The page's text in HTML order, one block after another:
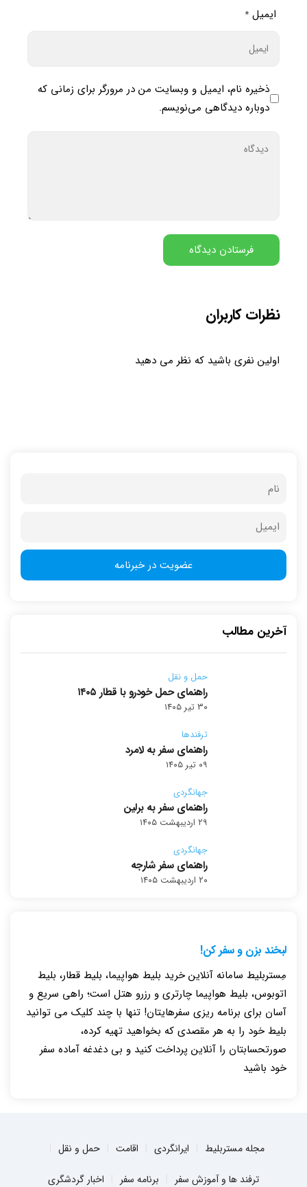
ایمیل *
ذخیره نام، ایمیل و وبسایت من در مرورگر برای زمانی که
دوباره دیدگاهی می‌نویسم.
نظرات کاربران
اولین نفری باشید که نظر می دهید
آخرین مطالب
حمل و نقل
راهنمای حمل خودرو با قطار ۱۴۰۵
۳۰ تیر ۱۴۰۵
ترفندها
راهنمای سفر به لامرد
۰۹ تیر ۱۴۰۵
جهانگردی
راهنمای سفر به برلین
۲۹ اردیبهشت ۱۴۰۵
جهانگردی
راهنمای سفر شارجه
۲۰ اردیبهشت ۱۴۰۵
لبخند بزن و سفر کن!
مِستربلیط سامانه آنلاین خرید بلیط هواپیما، بلیط قطار، بلیط
اتوبوس، بلیط هواپیما چارتری و رزرو هتل است؛ راهی سریع و
آسان برای برنامه ریزی سفرهایتان! تنها با چند کلیک می توانید
بلیط خود را به هر مقصدی که بخواهید تهیه کرده،
صورتحسابتان را آنلاین پرداخت کنید و بی دغدغه آماده سفر
خود باشید
مجله مستربلیط ایرانگردی اقامت حمل و نقل
ترفند ها و آموزش سفر برنامه سفر اخبار گردشگری